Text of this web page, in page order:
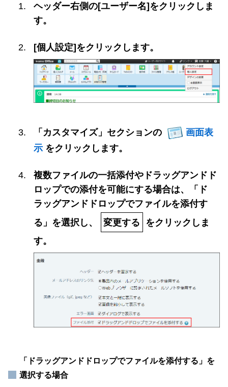
ヘッダー右側の[ユーザー名]をクリックしま
す。
[個人設定]をクリックします。
「カスタマイズ」セクションの
画面表
示 をクリックします。
複数ファイルの一括添付やドラッグアンドド
ロップでの添付を可能にする場合は、「ド
ラッグアンドドロップでファイルを添付す
る」を選択し、
変更する
をクリックしま
す。
「ドラッグアンドドロップでファイルを添付する」を
選択する場合